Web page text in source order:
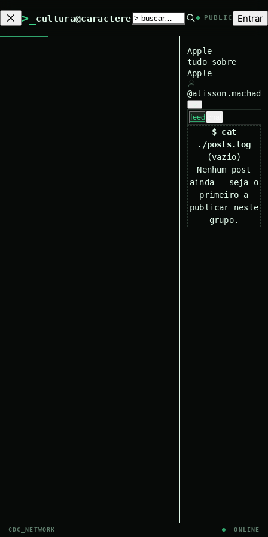
>_ cultura@caractere PUBLIC Entrar
Apple
tudo sobre
Apple
@alisson.machado
feed
$ cat
./posts.log
(vazio)
Nenhum post
ainda — seja o
primeiro a
publicar neste
grupo.
CDC_NETWORK ONLINE